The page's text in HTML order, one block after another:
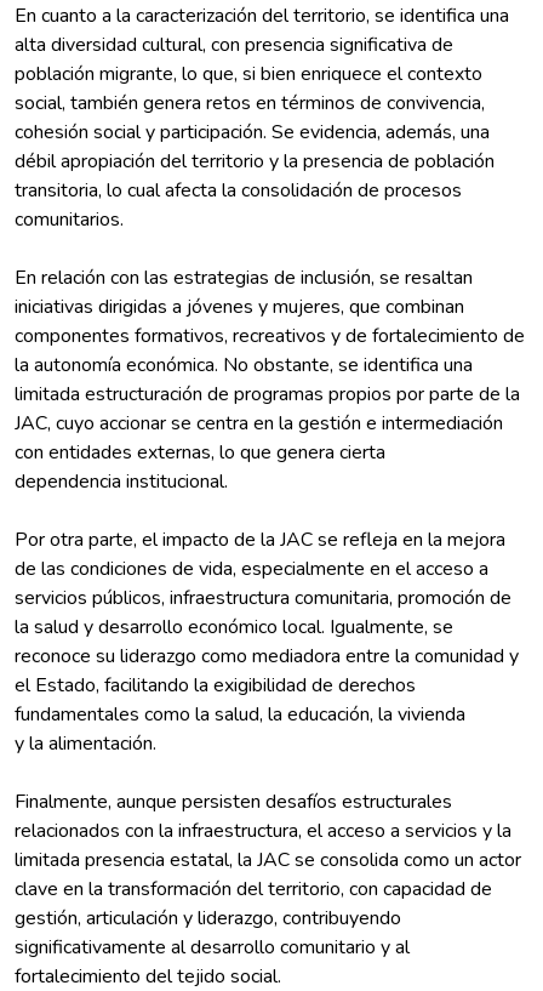
En cuanto a la caracterización del territorio, se identifica una
alta diversidad cultural, con presencia significativa de
población migrante, lo que, si bien enriquece el contexto
social, también genera retos en términos de convivencia,
cohesión social y participación. Se evidencia, además, una
débil apropiación del territorio y la presencia de población
transitoria, lo cual afecta la consolidación de procesos
comunitarios.
En relación con las estrategias de inclusión, se resaltan
iniciativas dirigidas a jóvenes y mujeres, que combinan
componentes formativos, recreativos y de fortalecimiento de
la autonomía económica. No obstante, se identifica una
limitada estructuración de programas propios por parte de la
JAC, cuyo accionar se centra en la gestión e intermediación
con entidades externas, lo que genera cierta
dependencia institucional.
Por otra parte, el impacto de la JAC se refleja en la mejora
de las condiciones de vida, especialmente en el acceso a
servicios públicos, infraestructura comunitaria, promoción de
la salud y desarrollo económico local. Igualmente, se
reconoce su liderazgo como mediadora entre la comunidad y
el Estado, facilitando la exigibilidad de derechos
fundamentales como la salud, la educación, la vivienda
y la alimentación.
Finalmente, aunque persisten desafíos estructurales
relacionados con la infraestructura, el acceso a servicios y la
limitada presencia estatal, la JAC se consolida como un actor
clave en la transformación del territorio, con capacidad de
gestión, articulación y liderazgo, contribuyendo
significativamente al desarrollo comunitario y al
fortalecimiento del tejido social.